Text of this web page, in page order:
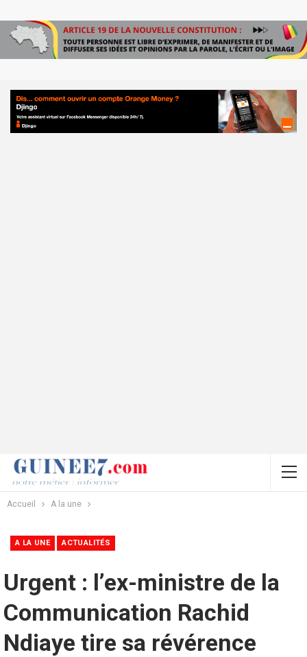
Accueil A la une
A LA UNE ACTUALITÉS
Urgent : l’ex-ministre de la
Communication Rachid
Ndiaye tire sa révérence